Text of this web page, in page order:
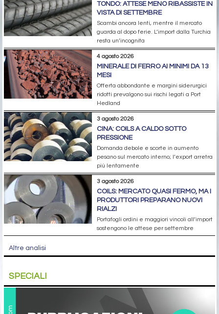
TONDO: ATTESE MENO RIBASSISTE IN
VISTA DI SETTEMBRE
Scambi ancora lenti, mentre il mercato
guarda al dopo ferie. L’import dalla Turchia
resta un’incognita
4 agosto 2026
MINERALE DI FERRO AI MINIMI DA 13
MESI
Offerta abbondante e margini siderurgici
ridotti prevalgono sui rischi legati a Port
Hedland
3 agosto 2026
CINA: COILS A CALDO SOTTO
PRESSIONE
Domanda debole e scorte in aumento
pesano sul mercato interno; l’export arretra
più lentamente
3 agosto 2026
COILS: MERCATO QUASI FERMO, MA I
PRODUTTORI PREPARANO NUOVI
RIALZI
Portafogli ordini e maggiori vincoli all’import
sostengono le attese per settembre
Altre analisi
SPECIALI